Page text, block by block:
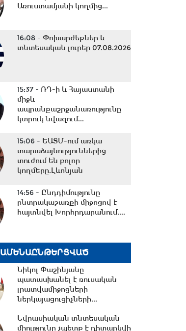
Առուստամյանի կողմից...
16:08 - Փոխարժեքներ և
տնտեսական լուրեր 07.08.2026
15:37 - ՌԴ-ի և Հայաստանի
միջև
ապրանքաշրջանառությունը
կտրուկ նվազում...
15:06 - ԵԱՏՄ-ում առկա
տարաձայնություններից
տուժում են բոլոր
կողմերը.Լևոնյան
14:56 - Ընդդիմությունը
ընտրակաշառքի միջոցով է
հայտնվել Խորհրդարանում....
14:42 -Վարչապետի
որոշումներով՝ ԲՏԱ
փոխնախարարն ու
Քաղշինկոմիտեի...
14:23 -Քրիստիննե
Գրիգորյանը վերանշանակվել
է արտաքին
հետախուզության...
ԱՄԵՆԱԸՆԹԵՐՑՎԱԾ
Նիկոլ Փաշինյանը
պատասխանել է ռուսական
լրատվամիջոցների
ներկայացուցիչների...
Եվրասիական տնտեսական
միությունը չպետք է դիտարկվի